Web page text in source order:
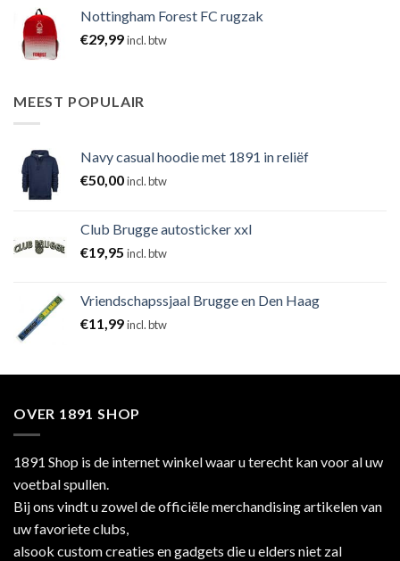
Nottingham Forest FC rugzak
€29,99incl. btw
MEEST POPULAIR
Navy casual hoodie met 1891 in reliëf
€50,00incl. btw
Club Brugge autosticker xxl
€19,95 incl. btw
Vriendschapssjaal Brugge en Den Haag
€11,99incl. btw
OVER 1891 SHOP
1891 Shop is de internet winkel waar u terecht kan voor al uw
voetbal spullen.
Bij ons vindt u zowel de officiële merchandising artikelen van
uw favoriete clubs,
alsook custom creaties en gadgets die u elders niet zal